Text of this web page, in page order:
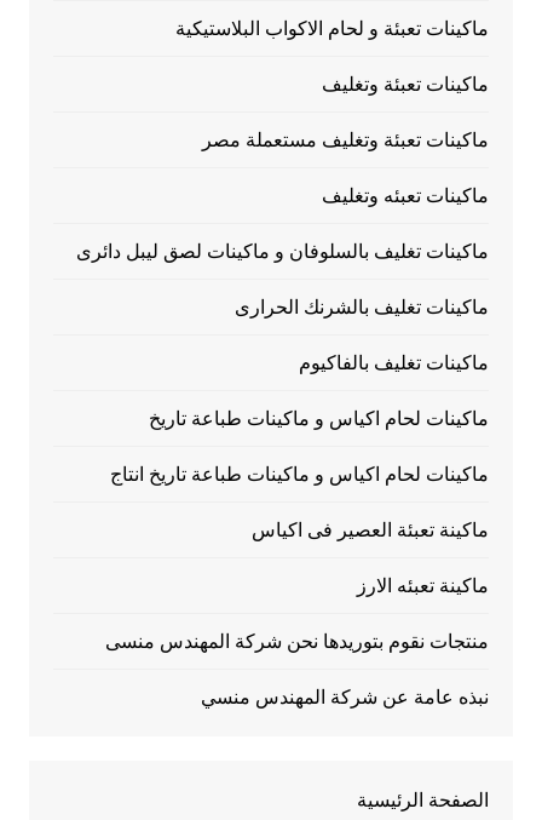
ماكينات تعبئة و لحام الاكواب البلاستيكية
ماكينات تعبئة وتغليف
ماكينات تعبئة وتغليف مستعملة مصر
ماكينات تعبئه وتغليف
ماكينات تغليف بالسلوفان و ماكينات لصق ليبل دائرى
ماكينات تغليف بالشرنك الحرارى
ماكينات تغليف بالفاكيوم
ماكينات لحام اكياس و ماكينات طباعة تاريخ
ماكينات لحام اكياس و ماكينات طباعة تاريخ انتاج
ماكينة تعبئة العصير فى اكياس
ماكينة تعبئه الارز
منتجات نقوم بتوريدها نحن شركة المهندس منسى
نبذه عامة عن شركة المهندس منسي
الصفحة الرئيسية